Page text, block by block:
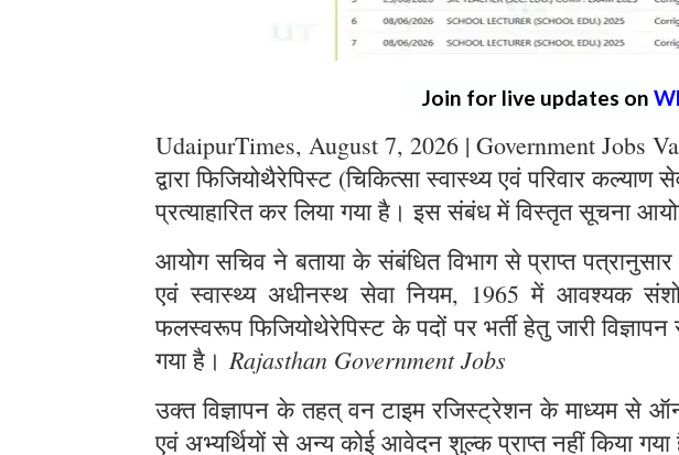
Join for live updates on
UdaipurTimes, August 7, 2026 | Government Jobs
द्वारा फिजियोथैरेपिस्ट (चिकित्सा स्वास्थ्य एवं परिवार कल्याण
प्रत्याहारित कर लिया गया है। इस संबंध में विस्तृत सूचना
आयोग सचिव ने बताया के संबंधित विभाग से प्राप्त
एवं स्वास्थ्य अधीनस्थ सेवा नियम, 1965 में आवश्यक
फलस्वरूप फिजियोथेरेपिस्ट के पदों पर भर्ती हेतु जारी
गया है। Rajasthan Government Jobs
उक्त विज्ञापन के तहत् वन टाइम रजिस्ट्रेशन के माध्यम से
एवं अभ्यर्थियों से अन्य कोई आवेदन शुल्क प्राप्त नहीं किया गया